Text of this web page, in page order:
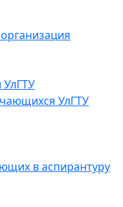
УлГТУ
в аспирантуру